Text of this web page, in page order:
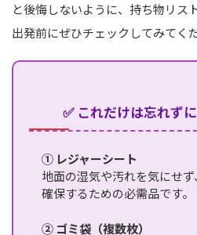
と後悔しないように、持ち物リス
出発前にぜひチェックしてみてく
✅ これだけは忘れず
① レジャーシート
地面の湿気や汚れを気にせ
確保するための必需品です。
② ゴミ袋（複数枚）